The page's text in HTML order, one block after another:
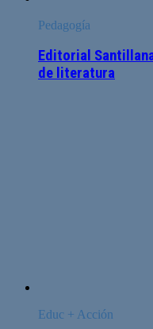
Pedagogía
Editorial
de literatura
Educ + Acción